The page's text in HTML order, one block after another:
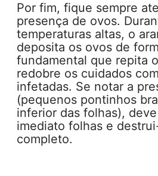
Por fim, fique sempre
presença de ovos.
temperaturas altas, o
deposita os ovos de
fundamental que repita
redobre os cuidados
infetadas. Se notar a
(pequenos pontinhos
inferior das folhas),
imediato folhas e
completo.